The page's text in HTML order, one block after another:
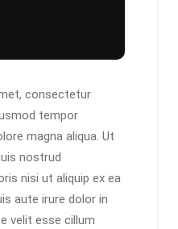
consectetur
tempor
magna aliqua. Ut
nostrud
nisi ut aliquip ex ea
aute irure dolor in
velit esse cillum